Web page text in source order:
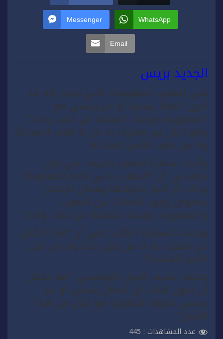
Messenger WhatsApp
Email
الجديد بريس
نفى المغرب المعلومات التي تفيد بأنه قد
أجرى اتصالا رسميا أو غير رسمي مع
“جمهورية دونسك المعلنة من جانب واحد”،
وهو كيان غير معترف به من لا طرف المملكة
ولا من طرف الأمم المتحدة.
وأكدت سفارة المغرب بكييف، في بيان
توضيحي، أن “المغرب ينفي هذه المعلومة”،
وذلك إثر أخبار تداولتها وسائل الإعلام
بخصوص وجود اتصالات بين المغرب
و”جمهورية دونسك المعلنة من جانب واحد”.
وجددت السفارة التأكيد على أن “هذا الكيان
غير معترف به لا من قبل بلدنا ولا من قبل
الأمم المتحدة”.
وعليه، يضيف البيان التوضيحي، “فلا يمكن
أن يكون هناك أي اتصال رسمي أو غير
رسمي للدولة المغربية مع كيان من هذا
القبيل”.
عدد المشاهدات : 445